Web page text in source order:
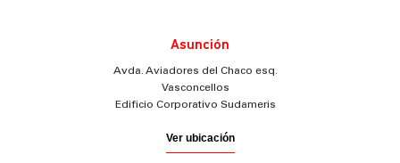
Asunción
Avda. Aviadores del Chaco esq.
Vasconcellos
Edificio Corporativo Sudameris
Ver ubicación